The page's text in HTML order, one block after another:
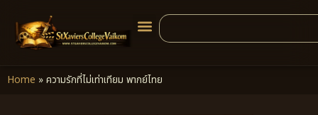
Home » ความรักที่ไม่เท่าเทียม พากย์ไทย